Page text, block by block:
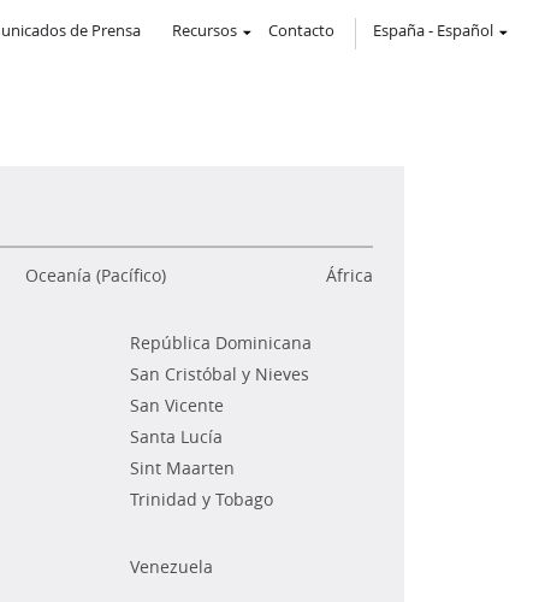
de Prensa Recursos Contacto España- Español
Oceanía (Pacífico) África
República Dominicana
San Cristóbal y Nieves
San Vicente
Santa Lucía
Sint Maarten
Trinidad y Tobago
Venezuela